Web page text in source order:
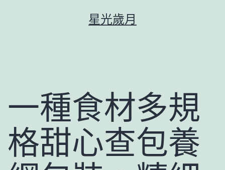
星光歲月
一種食材多規
格甜心查包養